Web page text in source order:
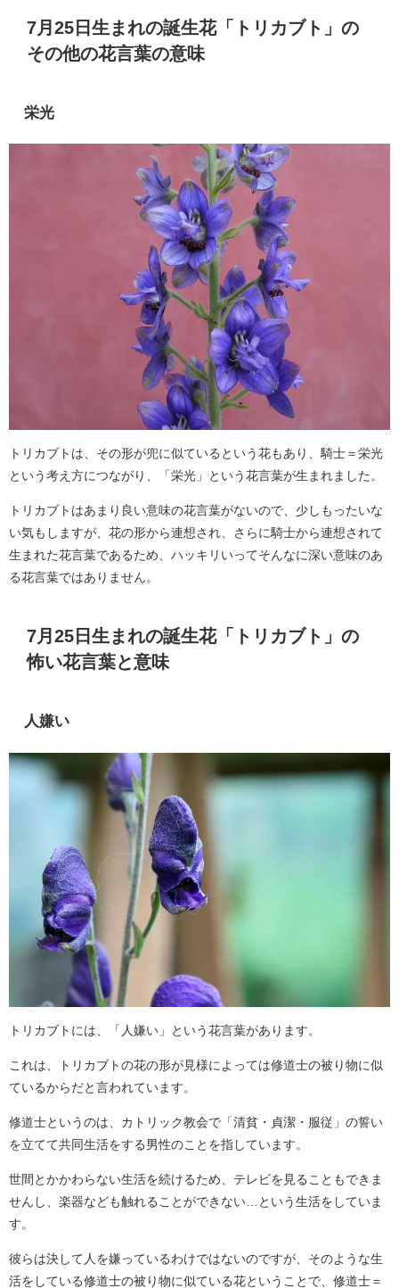
7月25日生まれの誕生花「トリカブト」の
その他の花言葉の意味
栄光
トリカブトは、その形が兜に似ているという花もあり、騎士＝栄光
という考え方につながり、「栄光」という花言葉が生まれました。
トリカブトはあまり良い意味の花言葉がないので、少しもったいな
い気もしますが、花の形から連想され、さらに騎士から連想されて
生まれた花言葉であるため、ハッキリいってそんなに深い意味のあ
る花言葉ではありません。
7月25日生まれの誕生花「トリカブト」の
怖い花言葉と意味
人嫌い
トリカブトには、「人嫌い」という花言葉があります。
これは、トリカブトの花の形が見様によっては修道士の被り物に似
ているからだと言われています。
修道士というのは、カトリック教会で「清貧・貞潔・服従」の誓い
を立てて共同生活をする男性のことを指しています。
世間とかかわらない生活を続けるため、テレビを見ることもできま
せんし、楽器なども触れることができない…という生活をしていま
す。
彼らは決して人を嫌っているわけではないのですが、そのような生
活をしている修道士の被り物に似ている花ということで、修道士＝